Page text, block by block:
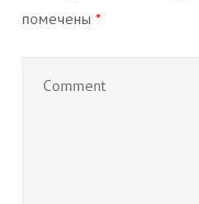
помечены *